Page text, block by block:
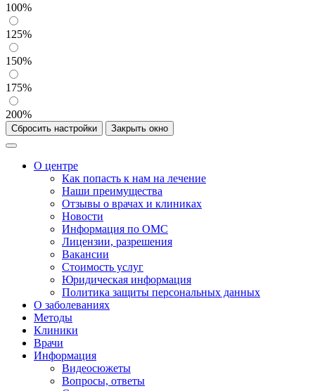
100%
125%
150%
175%
200%
Сбросить настройки Закрыть окно
О центре
Как попасть к нам на лечение
Наши преимущества
Отзывы о врачах и клиниках
Новости
Информация по ОМС
Лицензии, разрешения
Вакансии
Стоимость услуг
Юридическая информация
Политика защиты персональных данных
О заболеваниях
Методы
Клиники
Врачи
Информация
Видеосюжеты
Вопросы, ответы